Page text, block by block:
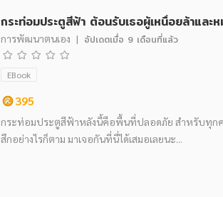
กระท่อมประตูสีฟ้า ต้อนรับเธอผู้เหนื่อยล้าและ
การพัฒนาตนเอง | อัปเดตเมื่อ 9 เดือนที่แล้ว
EBook
395
กระท่อมประตูสีฟ้าหลังนี้คือพื้นที่ปลอดภัย สำหรับทุกคน
สึกอย่างไรก็ตาม มาเจอกันที่นี่ได้เสมอเลยนะ...